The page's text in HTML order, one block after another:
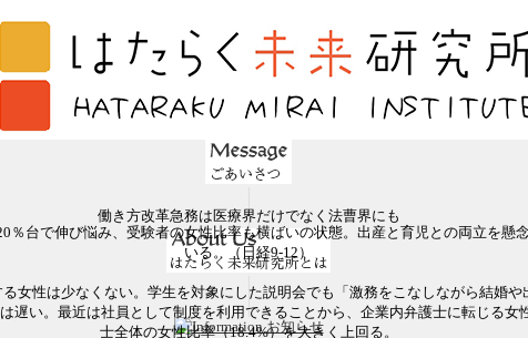
働き方改革急務は医療界だけでなく法曹界にも
台で伸び悩み、受験者の女性比率も横ばいの状態。出産と育児との両立を
いる。（日経9-12）
女性は少なくない。学生を対象にした説明会でも「激務をこなしながら結婚や
遅い。最近は社員として制度を利用できることから、企業内弁護士に転じる
士全体の女性比率（18.4%）を大きく上回る。